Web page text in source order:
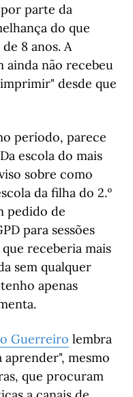
parte da
do que
8 anos. A
ainda não recebeu
desde que
período, parece
escola do mais
sobre como
da filha do 2.º
pedido de
para sessões
receberia mais
sem qualquer
apenas
Guerreiro lembra
aprender", mesmo
que procuram